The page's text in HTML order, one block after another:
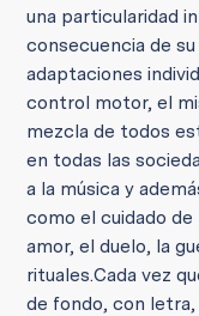
una particularidad
consecuencia de
adaptaciones
control motor, el
mezcla de todos
en todas las
a la música y
como el cuidado de
amor, el duelo, la
rituales.Cada vez
de fondo, con letra,